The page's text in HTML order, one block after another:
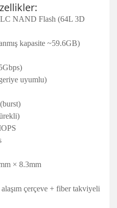
NAND Flash (64L 3D
kapasite ~59.6GB)
uyumlu)
× 8.3mm
çerçeve + fiber takviyeli